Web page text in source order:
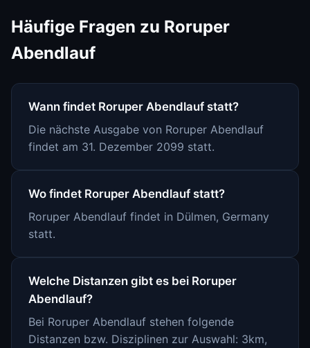
Häufige Fragen zu Roruper
Abendlauf
Wann findet Roruper Abendlauf statt?
Die nächste Ausgabe von Roruper Abendlauf
findet am 31. Dezember 2099 statt.
Wo findet Roruper Abendlauf statt?
Roruper Abendlauf findet in Dülmen, Germany
statt.
Welche Distanzen gibt es bei Roruper
Abendlauf?
Bei Roruper Abendlauf stehen folgende
Distanzen bzw. Disziplinen zur Auswahl: 3km,